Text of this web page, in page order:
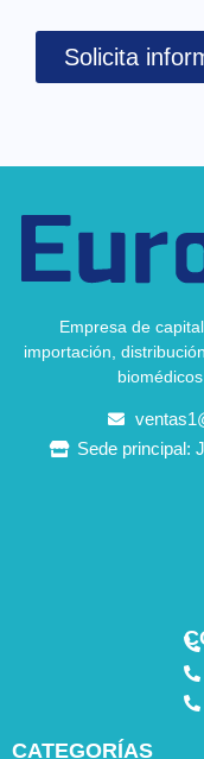
Solicita
Empresa de
importación,
Sede principal:
CATEGORÍAS